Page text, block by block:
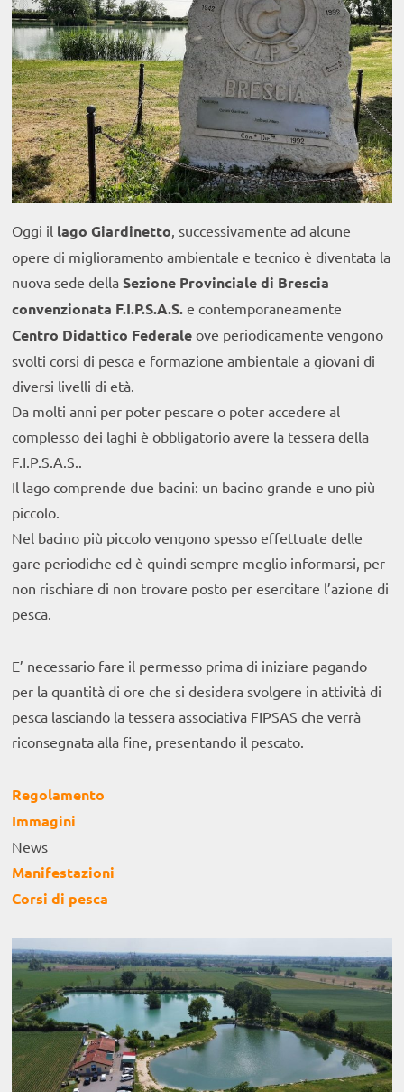
Oggi il lago Giardinetto , successivamente ad alcune
opere di miglioramento ambientale e tecnico è diventata la
nuova sede dellaSezione Provinciale di Brescia
convenzionata F.I.P.S.A.S. e contemporaneamente
Centro Didattico Federale ove periodicamente vengono
svolti corsi di pesca e formazione ambientale a giovani di
diversi livelli di età.
Da molti anni per poter pescare o poter accedere al
complesso dei laghi è obbligatorio avere la tessera della
F.I.P.S.A.S..
Il lago comprende due bacini: un bacino grande e uno più
piccolo.
Nel bacino più piccolo vengono spesso effettuate delle
gare periodiche ed è quindi sempre meglio informarsi, per
non rischiare di non trovare posto per esercitare l’azione di
pesca.
E’ necessario fare il permesso prima di iniziare pagando
per la quantità di ore che si desidera svolgere in attività di
pesca lasciando la tessera associativa FIPSAS che verrà
riconsegnata alla fine, presentando il pescato.
Regolamento
Immagini
News
Manifestazioni
Corsi di pesca